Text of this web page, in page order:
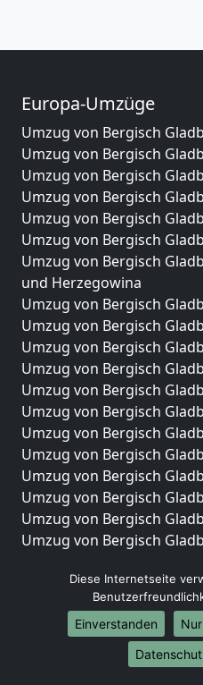
Europa-Umzüge
Umzug von Bergisch
Umzug von Bergisch
Umzug von Bergisch
Umzug von Bergisch
Umzug von Bergisch
Umzug von Bergisch
Umzug von Bergisch
und Herzegowina
Umzug von Bergisch
Umzug von Bergisch
Umzug von Bergisch
Umzug von Bergisch
Umzug von Bergisch
Umzug von Bergisch
Umzug von Bergisch
Umzug von Bergisch
Umzug von Bergisch
Umzug von Bergisch
Umzug von Bergisch
Umzug von Bergisch
Umzüge-
Umzug von Bergisch
Umzug von Bergisch
Umzug von Bergisch
Diese Internetseite
Einverstanden